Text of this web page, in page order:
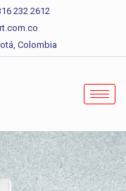
232 2612
Colombia